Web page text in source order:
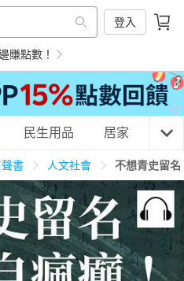
登入
賺點數！
養生保健 民生用品
運動休閒 親子玩具
民生用品 居家 3C
書 人文社會 不想青史留